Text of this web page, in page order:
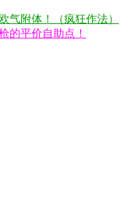
气附体！（疯狂作法）
的平价自助点！